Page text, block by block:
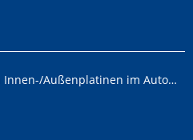
Vorrichtung zum Stanzen von Innen-/Außenplatinen im Automobilbereich